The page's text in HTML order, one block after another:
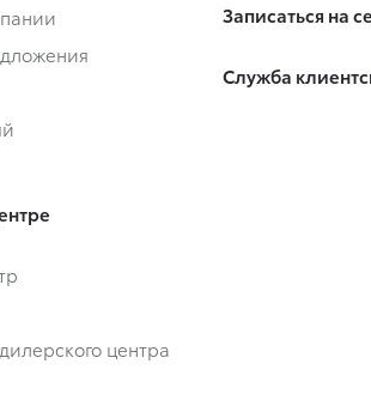
центра
Записаться на
Служба